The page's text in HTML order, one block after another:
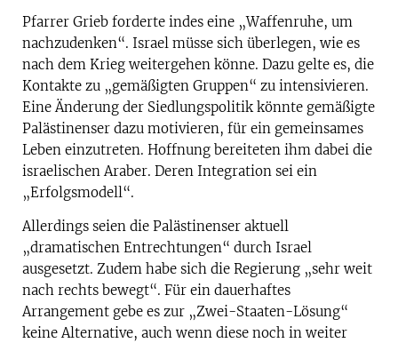
Pfarrer Grieb forderte indes eine „Waffenruhe, um
nachzudenken“. Israel müsse sich überlegen, wie es
nach dem Krieg weitergehen könne. Dazu gelte es, die
Kontakte zu „gemäßigten Gruppen“ zu intensivieren.
Eine Änderung der Siedlungspolitik könnte gemäßigte
Palästinenser dazu motivieren, für ein gemeinsames
Leben einzutreten. Hoffnung bereiteten ihm dabei die
israelischen Araber. Deren Integration sei ein
„Erfolgsmodell“.
Allerdings seien die Palästinenser aktuell
„dramatischen Entrechtungen“ durch Israel
ausgesetzt. Zudem habe sich die Regierung „sehr weit
nach rechts bewegt“. Für ein dauerhaftes
Arrangement gebe es zur „Zwei-Staaten-Lösung“
keine Alternative, auch wenn diese noch in weiter